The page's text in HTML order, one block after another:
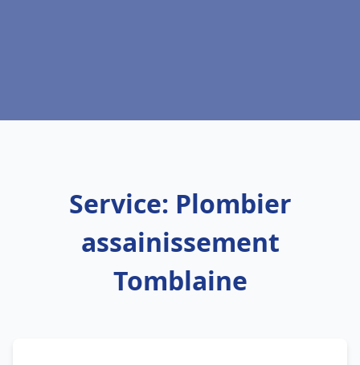
Service: Plombier
assainissement
Tomblaine